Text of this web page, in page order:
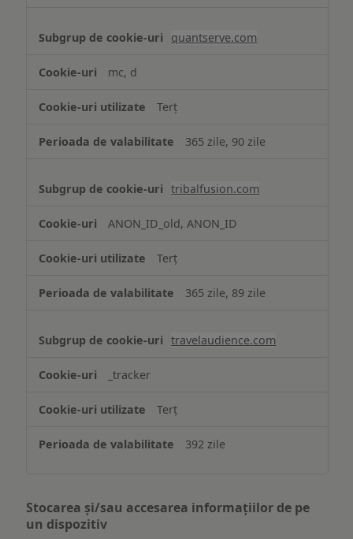
quantserve.com
mc, d
Terț
365 zile, 90 zile
tribalfusion.com
ANON_ID_old, ANON_ID
Terț
365 zile, 89 zile
travelaudience.com
_tracker
Terț
392 zile
Stocarea și/sau accesarea informațiilor de pe
un dispozitiv